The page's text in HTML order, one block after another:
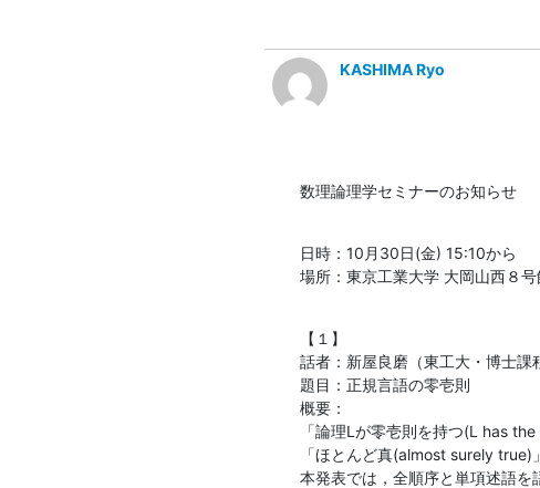
KASHIMA Ryo
数理論理学セミナーのお知らせ
日時：10月30日(金) 15:10から
場所：東京工業大学 大岡山西８
【１】
話者：新屋良磨（東工大・博士課
題目：正規言語の零壱則
概要：
「論理Lが零壱則を持つ(L has
「ほとんど真(almost surely
本発表では，全順序と単項述語